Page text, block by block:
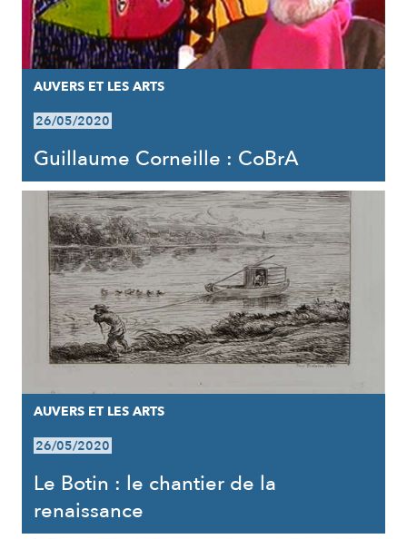
AUVERS ET LES ARTS
26/05/2020
Guillaume Corneille : CoBrA
AUVERS ET LES ARTS
26/05/2020
Le Botin : le chantier de la
renaissance